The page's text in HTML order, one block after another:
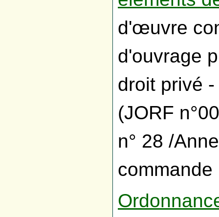
d'œuvre
d'ouvrage
droit privé
(JORF
n° 28 /